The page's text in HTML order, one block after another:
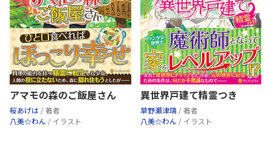
アマモの森のご飯屋さん
桜あげは / 著者
八美☆わん / イラスト
異世界戸建て精霊つき
草野瀬津璃 / 著者
八美☆わん / イラスト